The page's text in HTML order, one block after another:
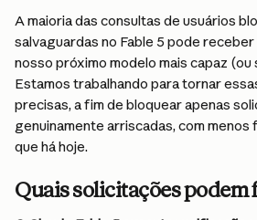
A maioria das consultas de usuários
salvaguardas no Fable 5 pode
nosso próximo modelo mais capaz (ou
Estamos trabalhando para tornar
precisas, a fim de bloquear apenas
genuinamente arriscadas, com menos
que há hoje.
Quais solicitações podem